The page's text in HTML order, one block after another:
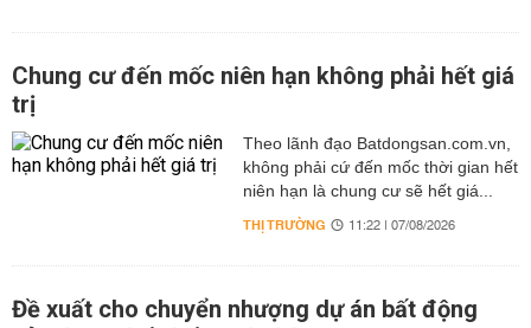
Chung cư đến mốc niên hạn không phải hết giá
trị
Theo lãnh đạo Batdongsan.com.vn,
không phải cứ đến mốc thời gian hết
niên hạn là chung cư sẽ hết giá...
THỊ TRƯỜNG 11:22 | 07/08/2026
Đề xuất cho chuyển nhượng dự án bất động